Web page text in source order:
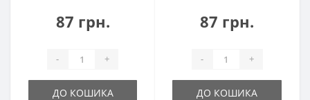
87 грн.
- +
ДО КОШИКА
87 грн.
- +
ДО КОШИКА